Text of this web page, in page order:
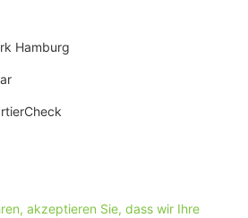
Hamburg
akzeptieren Sie, dass wir Ihre